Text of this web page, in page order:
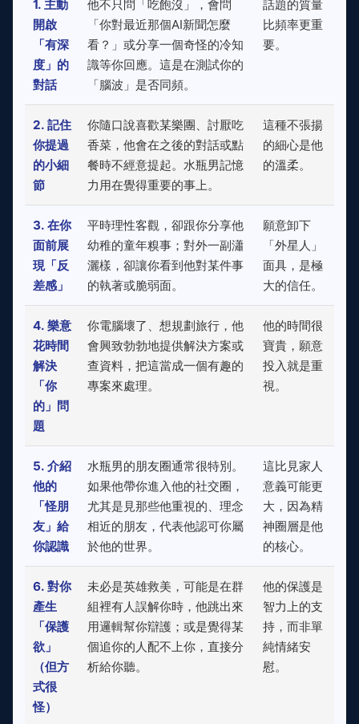
1. 主動
開啟
「有深
度」的
對話
他不只問「吃飽沒」，會問
「你對最近那個AI新聞怎麼
看？」或分享一個奇怪的冷知
識等你回應。這是在測試你的
「腦波」是否同頻。
話題的質量
比頻率更重
要。
2. 記住
你提過
的小細
節
你隨口說喜歡某樂團、討厭吃
香菜，他會在之後的對話或點
餐時不經意提起。水瓶男記憶
力用在覺得重要的事上。
這種不張揚
的細心是他
的溫柔。
3. 在你
面前展
現「反
差感」
平時理性客觀，卻跟你分享他
幼稚的童年糗事；對外一副瀟
灑樣，卻讓你看到他對某件事
的執著或脆弱面。
願意卸下
「外星人」
面具，是極
大的信任。
4. 樂意
花時間
解決
「你
的」問
題
你電腦壞了、想規劃旅行，他
會興致勃勃地提供解決方案或
查資料，把這當成一個有趣的
專案來處理。
他的時間很
寶貴，願意
投入就是重
視。
5. 介紹
他的
「怪朋
友」給
你認識
水瓶男的朋友圈通常很特別。
如果他帶你進入他的社交圈，
尤其是見那些他重視的、理念
相近的朋友，代表他認可你屬
於他的世界。
這比見家人
意義可能更
大，因為精
神圈層是他
的核心。
6. 對你
產生
「保護
欲」
（但方
式很
怪）
未必是英雄救美，可能是在群
組裡有人誤解你時，他跳出來
用邏輯幫你辯護；或是覺得某
個追你的人配不上你，直接分
析給你聽。
他的保護是
智力上的支
持，而非單
純情緒安
慰。